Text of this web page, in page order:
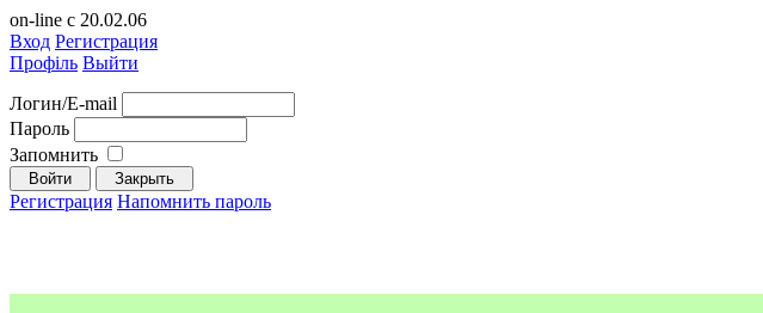
on-line с 20.02.06
Вход Регистрация
Профіль Выйти
Логин/E-mail
Пароль
Запомнить
Регистрация Напомнить пароль